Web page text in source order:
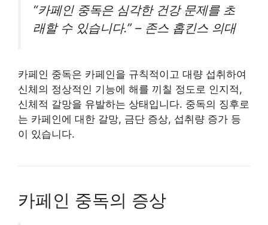
“카페인 중독은 심각한 건강 문제를 초
래할 수 있습니다.” – 존스 홉킨스 의대
카페인 중독은 카페인을 규칙적이고 대량 섭취하여
신체의 정상적인 기능에 해를 끼칠 정도로 인지적,
신체적 갈망을 유발하는 상태입니다. 중독의 징후로
는 카페인에 대한 갈망, 금단 증상, 섭취량 증가 등
이 있습니다.
카페인 중독의 증상